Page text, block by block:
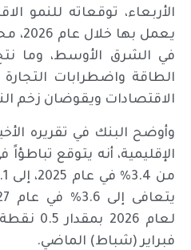
الأربعاء، توقعاته للنمو
يعمل
في الشرق الأوسط، وما
الطاقة واضطرابات
الاقتصادات ويقوضان زخم
وأوضح البنك في تقريره
الإقليمية، أنه يتوقع
لعام
فبراير (شباط) الماضي.